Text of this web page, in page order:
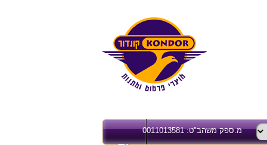
מ.ספק משהב"ט: 0011013581